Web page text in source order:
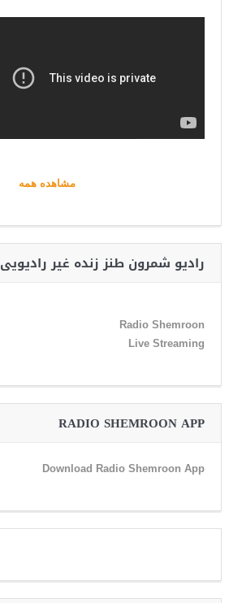
مشاهده همه
رادیو شمرون طنز زنده غیر رادیویی
Radio Shemroon
Live Streaming
RADIO SHEMROON APP
Download Radio Shemroon App